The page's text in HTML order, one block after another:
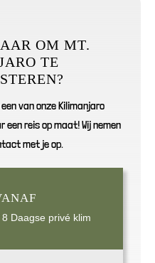
OM MT.
TE
van onze Kilimanjaro
reis op maat! Wij nemen
met je op.
Daagse privé klim